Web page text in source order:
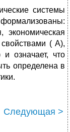
системы
экономическая
( А),
и означает, что
определена в
Следующая >